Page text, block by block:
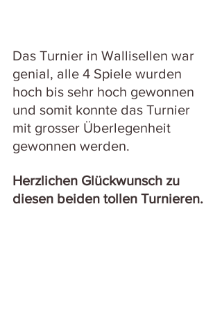
Das Turnier in Wallisellen war
genial, alle 4 Spiele wurden
hoch bis sehr hoch gewonnen
und somit konnte das Turnier
mit grosser Überlegenheit
gewonnen werden.
Herzlichen Glückwunsch zu
diesen beiden tollen Turnieren.